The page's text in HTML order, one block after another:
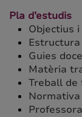
Pla d’estudis
Objectius
Guies
Matèria
Treball de